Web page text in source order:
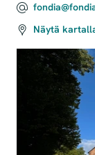
Näytä